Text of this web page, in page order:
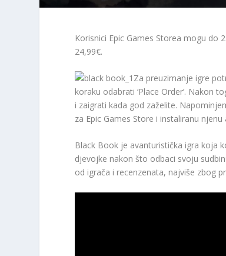
Korisnici Epic Games Storea mogu do
24,99€.
Za preuzimanje igre
koraku odabrati ‘Place Order’. Nakon
i zaigrati kada god zaželite.
za Epic Games Store i instaliranu njenu
Black Book je avanturistička igra koja
djevojke nakon što odbaci svoju
od igrača i recenzenata, najviše zbog